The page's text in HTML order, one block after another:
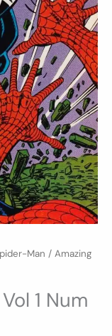
Man / Amazing
1 Num